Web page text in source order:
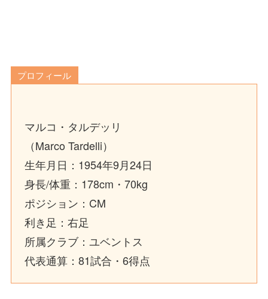
プロフィール
マルコ・タルデッリ
（Marco Tardelli）
生年月日：1954年9月24日
身長/体重：178cm・70kg
ポジション：CM
利き足：右足
所属クラブ：ユベントス
代表通算：81試合・6得点